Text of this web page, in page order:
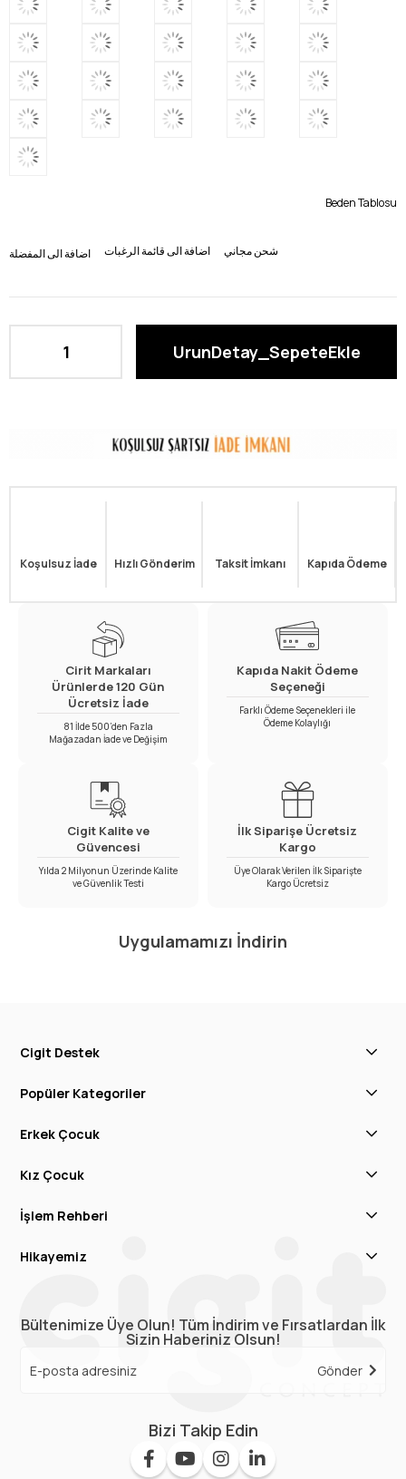
Beden Tablosu
اضافة الى المفضلة اضافة الى قائمة الرغبات شحن مجاني
Koşulsuz İade Hızlı Gönderim Taksit İmkanı Kapıda Ödeme
Cirit Markaları
Ürünlerde 120 Gün
Ücretsiz İade
81 İlde 500’den Fazla
Mağazadan İade ve Değişim
Kapıda Nakit Ödeme
Seçeneği
Farklı Ödeme Seçenekleri ile
Ödeme Kolaylığı
Cigit Kalite ve
Güvencesi
Yılda 2 Milyonun Üzerinde Kalite
ve Güvenlik Testi
İlk Siparişe Ücretsiz
Kargo
Üye Olarak Verilen İlk Siparişte
Kargo Ücretsiz
Uygulamamızı İndirin
Cigit Destek
Popüler Kategoriler
Erkek Çocuk
Kız Çocuk
İşlem Rehberi
Hikayemiz
Bültenimize Üye Olun! Tüm İndirim ve Fırsatlardan İlk
Sizin Haberiniz Olsun!
Gönder
Bizi Takip Edin